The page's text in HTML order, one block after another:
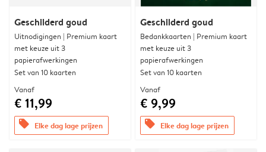
Geschilderd goud
Uitnodigingen | Premium kaart
met keuze uit 3
papierafwerkingen
Set van 10 kaarten
Vanaf
€ 11,99
offers Elke dag lage prijzen
Geschilderd goud
Bedankkaarten | Premium kaart
met keuze uit 3
papierafwerkingen
Set van 10 kaarten
Vanaf
€ 9,99
offers Elke dag lage prijzen